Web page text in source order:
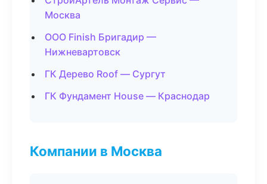
Москва
ООО Finish Бригадир —
Нижневартовск
ГК Дерево Roof — Сургут
ГК Фундамент House — Краснодар
Компании в Москва